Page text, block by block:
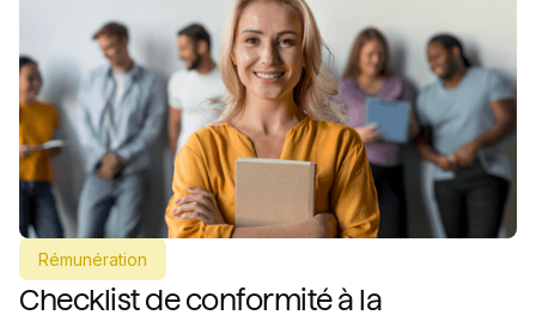
Rémunération
Checklist de conformité à la